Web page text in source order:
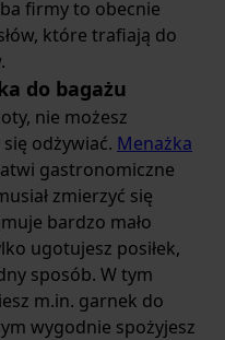
firmy to obecnie
które trafiają do
do bagażu
nie możesz
odżywiać. Menażka
gastronomiczne
zmierzyć się
bardzo mało
ugotujesz posiłek,
sposób. W tym
m.in. garnek do
wygodnie spożyjesz